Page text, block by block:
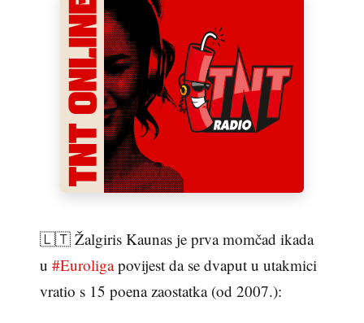
🇱🇹 Žalgiris Kaunas je prva momčad ikada
u #Euroligapovijest da se dvaput u utakmici
vratio s 15 poena zaostatka (od 2007.):